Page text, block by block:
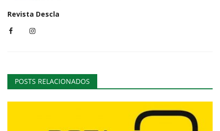
Revista Descla
POSTS RELACIONADOS